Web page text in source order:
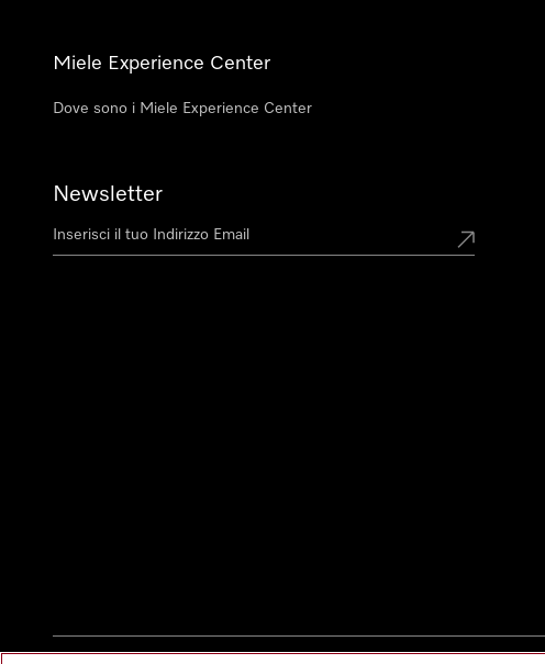
Miele Experience Center
Dove sono i Miele Experience Center
Newsletter